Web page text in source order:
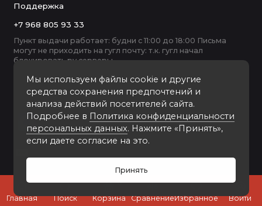
Главная Поиск Корзина
0
СравнениеИзбранное Войти
Мы используем файлы cookie и другие
средства сохранения предпочтений и
анализа действий посетителей сайта.
Подробнее в Политика конфиденциальности
персональных данных. Нажмите «Принять»,
если даете согласие на это.
Принять
Поддержка
+7 968 805 93 33
Пункт выдачи работает: будни с 11:00 до 18:00 Письма
могут не приходить на гугл почту: т.к. гугл начал
блокировать ру серверы